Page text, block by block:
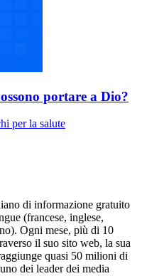
portare a Dio?
per la salute
di informazione gratuito
(francese, inglese,
Ogni mese, più di 10
il suo sito web, la sua
quasi 50 milioni di
dei leader dei media